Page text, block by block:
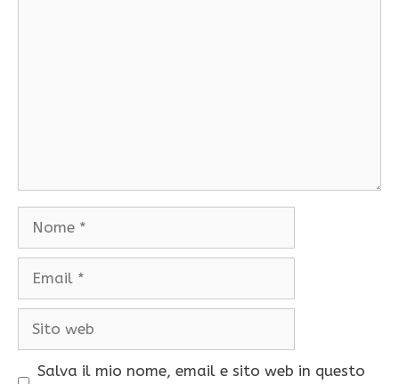
Salva il mio nome, email e sito web in questo